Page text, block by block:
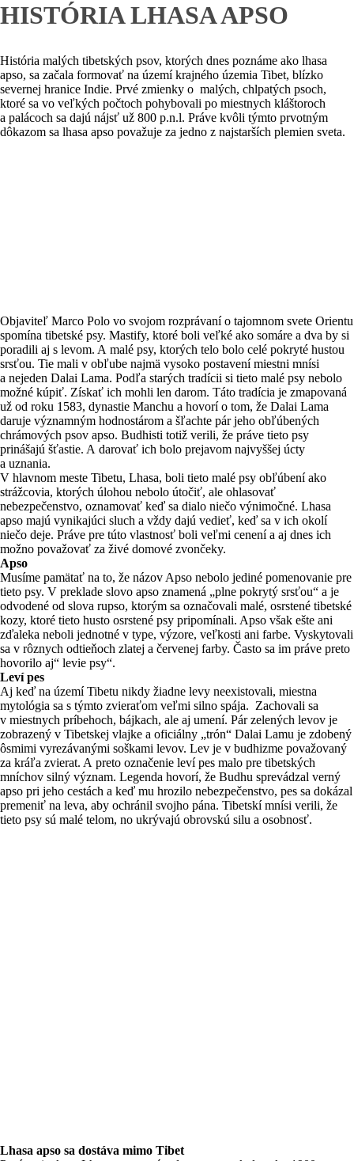
HISTÓRIA LHASA APSO
História malých tibetských psov, ktorých dnes poznáme ako lhasa
apso, sa začala formovať na území krajného územia Tibet, blízko
severnej hranice Indie. Prvé zmienky o malých, chlpatých psoch,
ktoré sa vo veľkých počtoch pohybovali po miestnych kláštoroch
a palácoch sa dajú nájsť už 800 p.n.l. Práve kvôli týmto prvotným
dôkazom sa lhasa apso považuje za jedno z najstarších plemien sveta.
Objaviteľ Marco Polo vo svojom rozprávaní o tajomnom svete Orientu
spomína tibetské psy. Mastify, ktoré boli veľké ako somáre a dva by si
poradili aj s levom. A malé psy, ktorých telo bolo celé pokryté hustou
srsťou. Tie mali v obľube najmä vysoko postavení miestni mnísi
a nejeden Dalai Lama. Podľa starých tradícii si tieto malé psy nebolo
možné kúpiť. Získať ich mohli len darom. Táto tradícia je zmapovaná
už od roku 1583, dynastie Manchu a hovorí o tom, že Dalai Lama
daruje významným hodnostárom a šľachte pár jeho obľúbených
chrámových psov apso. Budhisti totiž verili, že práve tieto psy
prinášajú šťastie. A darovať ich bolo prejavom najvyššej úcty
a uznania.
V hlavnom meste Tibetu, Lhasa, boli tieto malé psy obľúbení ako
strážcovia, ktorých úlohou nebolo útočiť, ale ohlasovať
nebezpečenstvo, oznamovať keď sa dialo niečo výnimočné. Lhasa
apso majú vynikajúci sluch a vždy dajú vedieť, keď sa v ich okolí
niečo deje. Práve pre túto vlastnosť boli veľmi cenení a aj dnes ich
možno považovať za živé domové zvončeky.
Apso
Musíme pamätať na to, že názov Apso nebolo jediné pomenovanie pre
tieto psy. V preklade slovo apso znamená „plne pokrytý srsťou“ a je
odvodené od slova rupso, ktorým sa označovali malé, osrstené tibetské
kozy, ktoré tieto husto osrstené psy pripomínali. Apso však ešte ani
zďaleka neboli jednotné v type, výzore, veľkosti ani farbe. Vyskytovali
sa v rôznych odtieňoch zlatej a červenej farby. Často sa im práve preto
hovorilo aj“ levie psy“.
Leví pes
Aj keď na území Tibetu nikdy žiadne levy neexistovali, miestna
mytológia sa s týmto zvieraťom veľmi silno spája. Zachovali sa
v miestnych príbehoch, bájkach, ale aj umení. Pár zelených levov je
zobrazený v Tibetskej vlajke a oficiálny „trón“ Dalai Lamu je zdobený
ôsmimi vyrezávanými soškami levov. Lev je v budhizme považovaný
za kráľa zvierat. A preto označenie leví pes malo pre tibetských
mníchov silný význam. Legenda hovorí, že Budhu sprevádzal verný
apso pri jeho cestách a keď mu hrozilo nebezpečenstvo, pes sa dokázal
premeniť na leva, aby ochránil svojho pána. Tibetskí mnísi verili, že
tieto psy sú malé telom, no ukrývajú obrovskú silu a osobnosť.
Lhasa apso sa dostáva mimo Tibet